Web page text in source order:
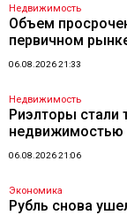
Недвижимость
Объем
первичном
06.08.2026 21:33
Недвижимость
Риэлторы стали
недвижимостью
06.08.2026 21:06
Экономика
Рубль снова